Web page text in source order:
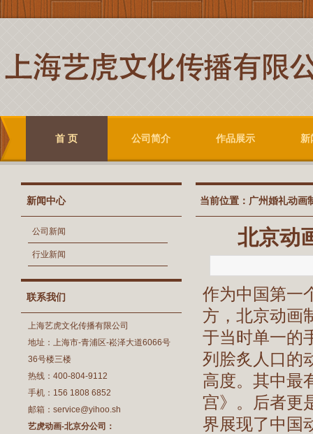
首 页 公司简介 作品展示 新
新闻中心
公司新闻
行业新闻
联系我们
上海艺虎文化传播有限公司
地址：上海市-青浦区-崧泽大道6066号
36号楼三楼
热线：400-804-9112
手机：156 1808 6852
邮箱：service@yihoo.sh
艺虎动画-北京分公司：
当前位置： 广州婚礼动画
北京动
作为中国第一
方，北京动画
于当时单一的
列脍炙人口的
高度。其中最
宫》。后者更
界展现了中国